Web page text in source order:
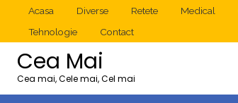
Acasa Diverse Retete Medical
Tehnologie
Contact
Cea Mai
Cea mai, Cele mai, Cel mai